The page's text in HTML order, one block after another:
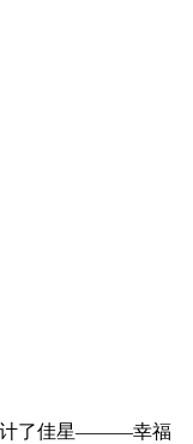
计了佳星———幸福